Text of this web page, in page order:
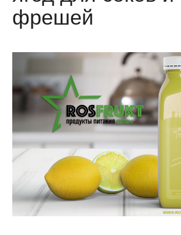
фрешей